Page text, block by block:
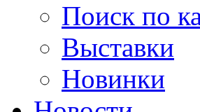
Поиск по
Выставки
Новинки